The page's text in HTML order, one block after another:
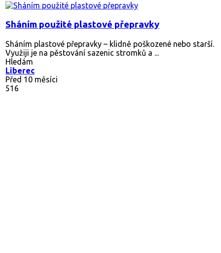
Sháním použité plastové přepravky
Sháním plastové přepravky – klidně poškozené nebo starší.
Využiji je na pěstování sazenic stromků a ...
Hledám
Liberec
Před 10 měsíci
516